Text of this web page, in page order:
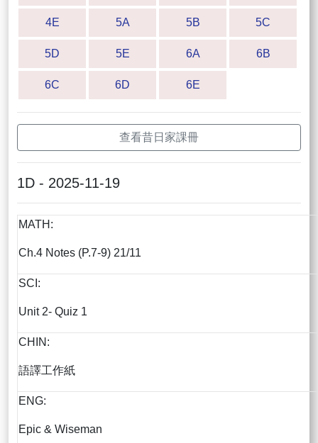
4E 5A 5B 5C
5D 5E 6A 6B
6C 6D 6E
查看昔日家課冊
1D - 2025-11-19
MATH:
Ch.4 Notes (P.7-9) 21/11
SCI:
Unit 2- Quiz 1
CHIN:
語譯工作紙
ENG:
Epic & Wiseman